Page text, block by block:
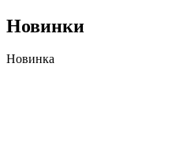
Новинки
Новинка